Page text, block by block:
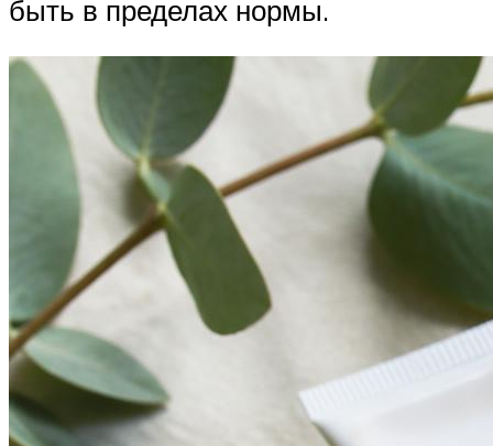
быть в пределах нормы.